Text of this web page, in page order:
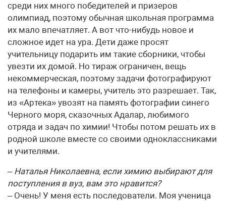
среди них много победителей и призеров
олимпиад, поэтому обычная школьная программа
их мало впечатляет. А вот что-нибудь новое и
сложное идет на ура. Дети даже просят
учительницу подарить им такие сборники, чтобы
увезти их домой. Но тираж ограничен, вещь
некоммерческая, поэтому задачи фотографируют
на телефоны и камеры, учитель это разрешает. Так,
из «Артека» увозят на память фотографии синего
Черного моря, сказочных Адалар, любимого
отряда и задач по химии! Чтобы потом решать их в
родной школе вместе со своими одноклассниками
и учителями.
– Наталья Николаевна, если химию выбирают для
поступления в вуз, вам это нравится?
– Очень! У меня есть последователи. Моя ученица